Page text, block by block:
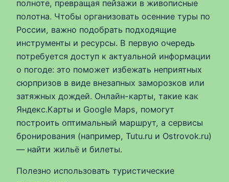
полноте, превращая пейзажи в живописные
полотна. Чтобы организовать осенние туры по
России, важно подобрать подходящие
инструменты и ресурсы. В первую очередь
потребуется доступ к актуальной информации
о погоде: это поможет избежать неприятных
сюрпризов в виде внезапных заморозков или
затяжных дождей. Онлайн-карты, такие как
Яндекс.Карты и Google Maps, помогут
построить оптимальный маршрут, а сервисы
бронирования (например, Tutu.ru и Ostrovok.ru)
— найти жильё и билеты.
Полезно использовать туристические